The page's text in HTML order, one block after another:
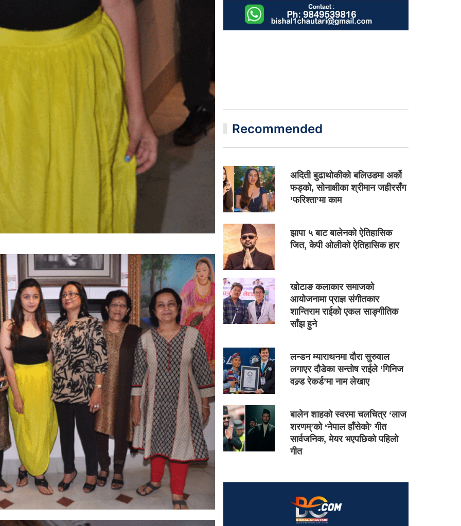
Recommended
अदिती बुढाथोकीको बलिउडमा अर्को
फड्को, सोनाक्षीका श्रीमान जहीरसँग
‘फरिश्ता’मा काम
झापा ५ बाट बालेनको ऐतिहासिक
जित, केपी ओलीको ऐतिहासिक हार
खोटाङ कलाकार समाजको
आयोजनामा प्राज्ञ संगीतकार
शान्तिराम राईको एकल साङ्गीतिक
साँझ हुने
लन्डन म्याराथनमा दौरा सुरुवाल
लगाएर दौडेका सन्तोष राईले ‘गिनिज
वल्र्ड रेकर्ड’मा नाम लेखाए
बालेन शाहको स्वरमा चलचित्र ‘लाज
शरणम्’को ‘नेपाल हाँसेको’ गीत
सार्वजनिक, मेयर भएपछिको पहिलो
गीत